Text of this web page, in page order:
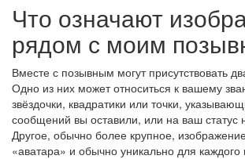
Что означают
рядом с моим
Вместе с позывным могут присутствовать
Одно из них может относиться к вашему
звёздочки, квадратики или точки,
сообщений вы оставили, или на ваш статус
Другое, обычно более крупное,
«аватара» и обычно уникально для каждого